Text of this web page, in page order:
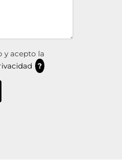
y acepto la
?